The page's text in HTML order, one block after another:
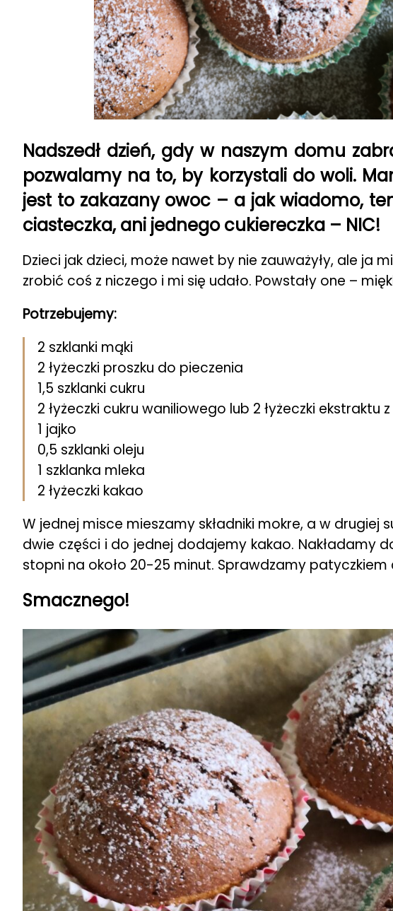
Nadszedł dzień, gdy w naszym domu
pozwalamy na to, by korzystali do woli.
jest to zakazany owoc – a jak wiadomo,
ciasteczka, ani jednego cukiereczka – NIC!
Dzieci jak dzieci, może nawet by nie zauważyły, ale ja
zrobić coś z niczego i mi się udało. Powstały one –
Potrzebujemy:
2 szklanki mąki
2 łyżeczki proszku do pieczenia
1,5 szklanki cukru
2 łyżeczki cukru waniliowego lub 2 łyżeczki ekstraktu
1 jajko
0,5 szklanki oleju
1 szklanka mleka
2 łyżeczki kakao
W jednej misce mieszamy składniki mokre, a w
dwie części i do jednej dodajemy kakao. Nakładamy
stopni na około 20-25 minut. Sprawdzamy patyczkiem
Smacznego!